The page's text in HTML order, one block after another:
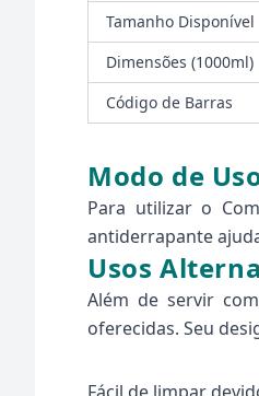
Tamanho Disponível
Dimensões (1000ml)
Código de Barras
Modo de
Para utilizar o
antiderrapante
Usos
Além de servir
oferecidas. Seu